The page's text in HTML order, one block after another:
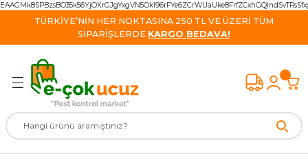
TÜRKİYE’NİN HER NOKTASINA 250 TL VE ÜZERİ TÜM
SİPARİŞLERDE KARGO BEDAVA!
Geri Dön
Cihazlar
Cihazlar
Cihazlar
Geri Dön
kovucu Ürünler
Geri Dön
ve Yem
Ultrasonik Cihazlar
Geri Dön
Malzemeleri
Geri Dön
İlacı
İlacı
Geri Dön
Ürün
Geri Dön
Kovucu